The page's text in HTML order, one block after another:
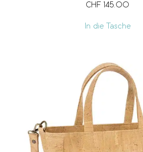
CHF 145.00
In die Tasche